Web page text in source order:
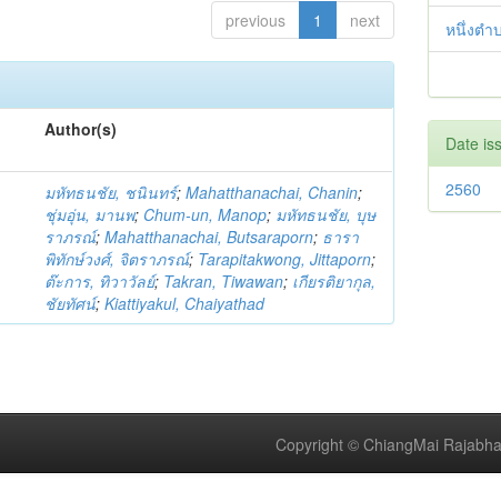
previous 1 next
Author(s)
มหัทธนชัย, ชนินทร์;Mahatthanachai, Chanin;
ชุ่มอุ่น, มานพ; Chum-un, Manop; มหัทธนชัย, บุษ
ราภรณ์;Mahatthanachai, Butsaraporn; ธารา
พิทักษ์วงศ์, จิตราภรณ์; Tarapitakwong, Jittaporn;
ต๊ะการ, ทิวาวัลย์; Takran, Tiwawan; เกียรติยากุล,
ชัยทัศน์;Kiattiyakul, Chaiyathad
หนึ่งตำ
Date
2560
Copyright © ChiangMai